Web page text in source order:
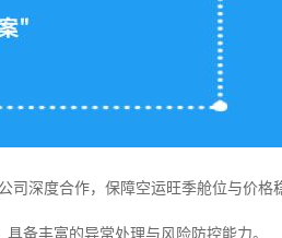
司深度合作，保障空运旺季舱位与价格
备丰富的异常处理与风险防控能力。